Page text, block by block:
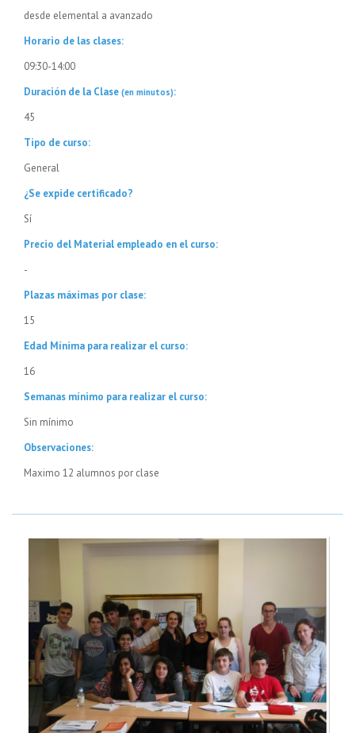
desde elemental a avanzado
Horario de las clases:
09:30-14:00
Duración de la Clase (en minutos):
45
Tipo de curso:
General
¿Se expide certificado?
Sí
Precio del Material empleado en el curso:
-
Plazas máximas por clase:
15
Edad Mínima para realizar el curso:
16
Semanas mínimo para realizar el curso:
Sin mínimo
Observaciones:
Maximo 12 alumnos por clase